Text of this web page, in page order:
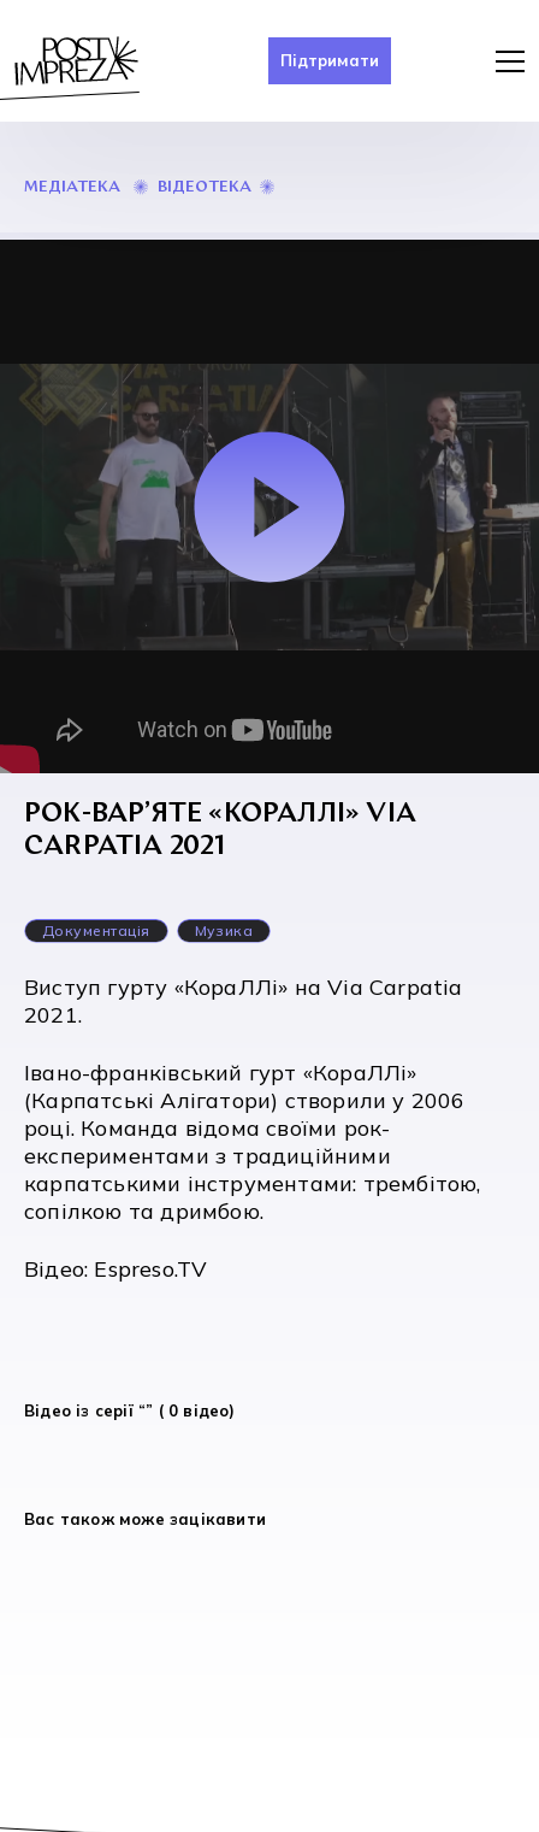
Підтримати
МЕДІАТЕКА ВІДЕОТЕКА
РОК-ВАР’ЯТЕ «КОРАЛЛІ» VIA
CARPATIA 2021
Документація Музика
Виступ гурту «КораЛЛі» на Via Carpatia
2021.
Івано-франківський гурт «КораЛЛі»
(Карпатські Алігатори) створили у 2006
році. Команда відома своїми рок-
експериментами з традиційними
карпатськими інструментами: трембітою,
сопілкою та дримбою.
Відео: Espreso.TV
Відео із серії “” ( 0 відео)
Вас також може зацікавити